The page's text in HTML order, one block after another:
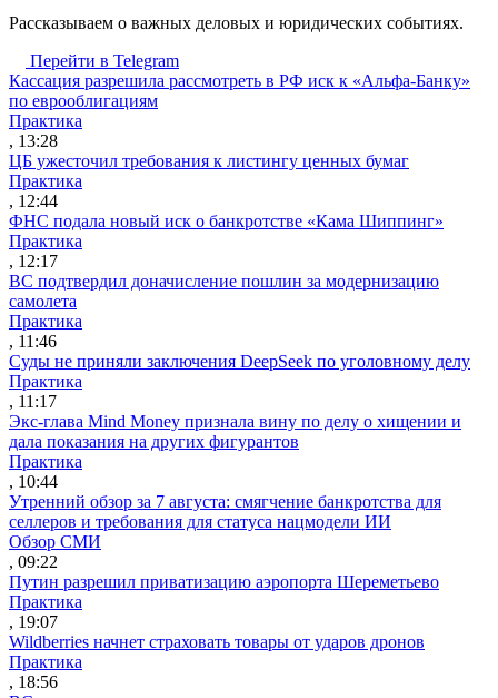
Рассказываем о важных деловых и юридических событиях.
Перейти в Telegram
Кассация разрешила рассмотреть в РФ иск к «Альфа-Банку»
по еврооблигациям
Практика
, 13:28
ЦБ ужесточил требования к листингу ценных бумаг
Практика
, 12:44
ФНС подала новый иск о банкротстве «Кама Шиппинг»
Практика
, 12:17
ВС подтвердил доначисление пошлин за модернизацию
самолета
Практика
, 11:46
Суды не приняли заключения DeepSeek по уголовному делу
Практика
, 11:17
Экс-глава Mind Money признала вину по делу о хищении и
дала показания на других фигурантов
Практика
, 10:44
Утренний обзор за 7 августа: смягчение банкротства для
селлеров и требования для статуса нацмодели ИИ
Обзор СМИ
, 09:22
Путин разрешил приватизацию аэропорта Шереметьево
Практика
, 19:07
Wildberries начнет страховать товары от ударов дронов
Практика
, 18:56